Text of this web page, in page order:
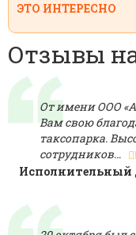
ЭТО ИНТЕРЕСНО
Отзывы
От имени ООО
Вам свою
таксопарка.
сотрудников…
Исполнительный